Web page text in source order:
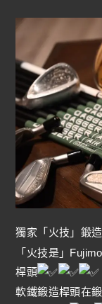
獨家「火技」鍛
「火技是」
桿頭
軟鐵鍛造桿頭在